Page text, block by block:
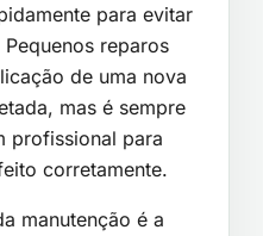
para evitar
reparos
de uma nova
mas é sempre
profissional para
corretamente.
manutenção é a